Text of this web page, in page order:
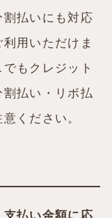
払いにも対応
用いただけま
もクレジット
払い・リボ払
ください。